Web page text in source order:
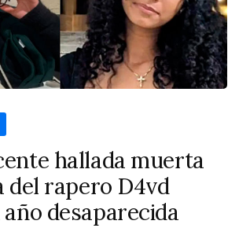
hallada muerta
del rapero D4vd
desaparecida